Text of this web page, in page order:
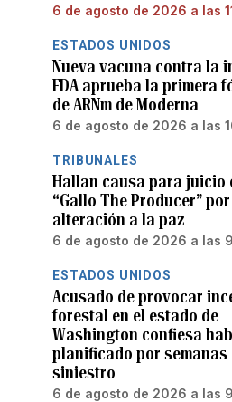
6 de agosto de 2026 a las
ESTADOS UNIDOS
Nueva vacuna contra la
FDA aprueba la primera
de ARNm de Moderna
6 de agosto de 2026 a las
TRIBUNALES
Hallan causa para juicio
“Gallo The Producer” por
alteración a la paz
6 de agosto de 2026 a las
ESTADOS UNIDOS
Acusado de provocar
forestal en el estado de
Washington confiesa
planificado por semanas
siniestro
6 de agosto de 2026 a las